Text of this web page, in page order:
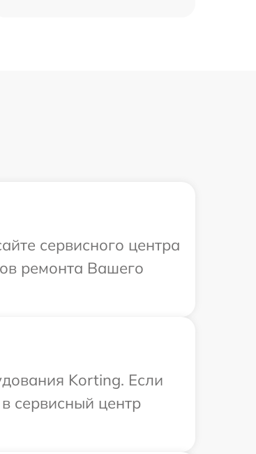
сервисного центра
ремонта Вашего
Korting. Если
сервисный центр